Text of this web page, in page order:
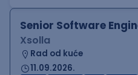
Senior Software
Xsolla
Rad od kuće
11.09.2026.